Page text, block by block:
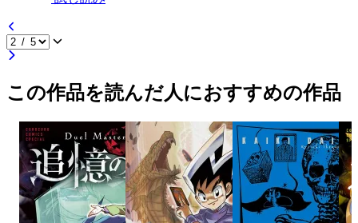
この作品を読んだ人におすすめの作品